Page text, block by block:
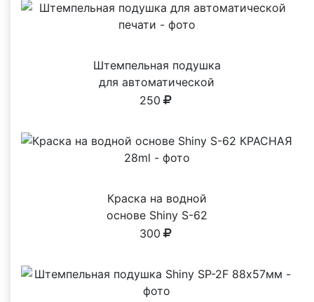
Штемпельная подушка
для автоматической
печати
250
Краска на водной
основе Shiny S-62
КРАСНАЯ 28ml
300